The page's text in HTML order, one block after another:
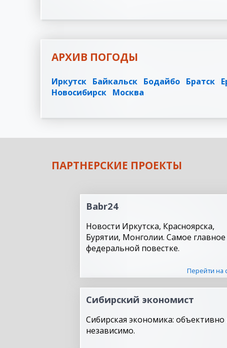
АРХИВ ПОГОДЫ
Иркутск Байкальск Бодайбо Братск
Новосибирск Москва
ПАРТНЕРСКИЕ ПРОЕКТЫ
Babr24
Новости Иркутска, Красноярска,
Бурятии, Монголии. Самое главное
федеральной повестке.
Перейти на
Сибирский экономист
Сибирская экономика: объективно
независимо.